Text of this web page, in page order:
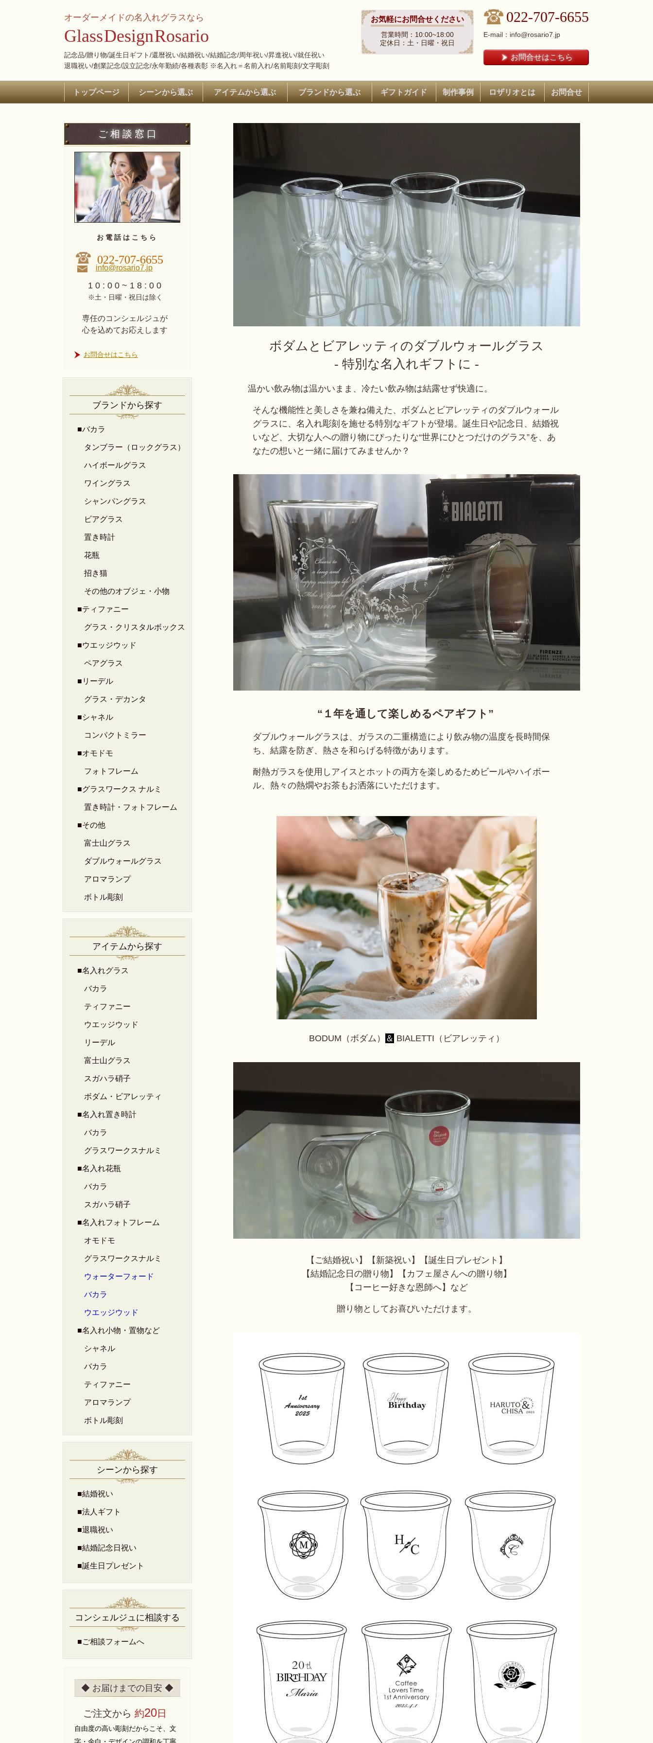
オーダーメイドの名入れグラスなら
GlassDesignRosario
記念品/贈り物/誕生日ギフト/還暦祝い/結婚祝い/結婚記念/周年祝い/昇進祝い/就任祝い
退職祝い/創業記念/設立記念/永年勤続/各種表彰 ※名入れ＝名前入れ/名前彫刻/文字彫刻
お気軽にお問合せください
営業時間：10:00~18:00
定休日：土・日曜・祝日
022-707-6655
E-mail：info@rosario7.jp
お問合せはこちら
トップページ シーンから選ぶ アイテムから選ぶ ブランドから選ぶ ギフトガイド 制作事例 ロザリオとは お問合せ
ボダムとビアレッティのダブルウォールグラス
- 特別な名入れギフトに -
温かい飲み物は温かいまま、冷たい飲み物は結露せず快適に。
そんな機能性と美しさを兼ね備えた、ボダムとビアレッティのダブルウォール
グラスに、名入れ彫刻を施せる特別なギフトが登場。 誕生日や記念日、結婚祝
いなど、大切な人への贈り物にぴったりな“世界にひとつだけのグラス”を、あ
なたの想いと一緒に届けてみませんか？
“１年を通して楽しめるペアギフト”
ダブルウォールグラスは、 ガラスの二重構造により飲み物の温度を長時間保
ち、 結露を防ぎ、熱さを和らげる特徴があります。
耐熱ガラスを使用しアイスとホットの両方を楽しめるためビールやハイボー
ル、 熱々の熱燗やお茶もお洒落にいただけます。
BODUM（ボダム） ＆ BIALETTI（ビアレッティ）
【ご結婚祝い】【新築祝い】【誕生日プレゼント】
【結婚記念日の贈り物】【カフェ屋さんへの贈り物】
【コーヒー好きな恩師へ】 など
贈り物としてお喜びいただけます。
ご 相 談 窓 口
お 電 話 は こ ち ら
022-707-6655
info@rosario7.jp
1 0 : 0 0 ~ 1 8 : 0 0
※土・日曜・祝日は除く
専任のコンシェルジュが
心を込めてお応えします
お問合せはこちら
ブランドから探す
■バカラ
タンブラー（ロックグラス）
ハイボールグラス
ワイングラス
シャンパングラス
ビアグラス
置き時計
花瓶
招き猫
その他のオブジェ・小物
■ティファニー
グラス・クリスタルボックス
■ウエッジウッド
ペアグラス
■リーデル
グラス・デカンタ
■シャネル
コンパクトミラー
■オモドモ
フォトフレーム
■グラスワークス ナルミ
置き時計・フォトフレーム
■その他
富士山グラス
ダブルウォールグラス
アロマランプ
ボトル彫刻
アイテムから探す
■名入れグラス
バカラ
ティファニー
ウエッジウッド
リーデル
富士山グラス
スガハラ硝子
ボダム・ビアレッティ
■名入れ置き時計
バカラ
グラスワークスナルミ
■名入れ花瓶
バカラ
スガハラ硝子
■名入れフォトフレーム
オモドモ
グラスワークスナルミ
ウォーターフォード
バカラ
ウエッジウッド
■名入れ小物・置物など
シャネル
バカラ
ティファニー
アロマランプ
ボトル彫刻
シーンから探す
■結婚祝い
■法人ギフト
■退職祝い
■結婚記念日祝い
■誕生日プレゼント
コンシェルジュに相談する
■ご相談フォームへ
◆ お届けまでの目安 ◆
ご注文から 約20日
自由度の高い彫刻だからこそ、文